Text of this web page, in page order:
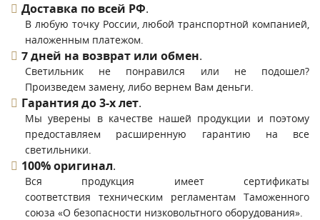
Доставка по всей РФ.
В любую точку России, любой транспортной компанией,
наложенным платежом.
7 дней на возврат или обмен.
Светильник не понравился или не подошел?
Произведем замену, либо вернем Вам деньги.
Гарантия до 3-х лет.
Мы уверены в качестве нашей продукции и поэтому
предоставляем расширенную гарантию на все
светильники.
100% оригинал.
Вся продукция имеет сертификаты
соответствия техническим регламентам Таможенного
союза «О безопасности низковольтного оборудования».